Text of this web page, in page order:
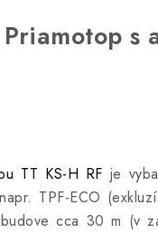
s
TT KS-H RF je
TPF-ECO
cca 30 m (v